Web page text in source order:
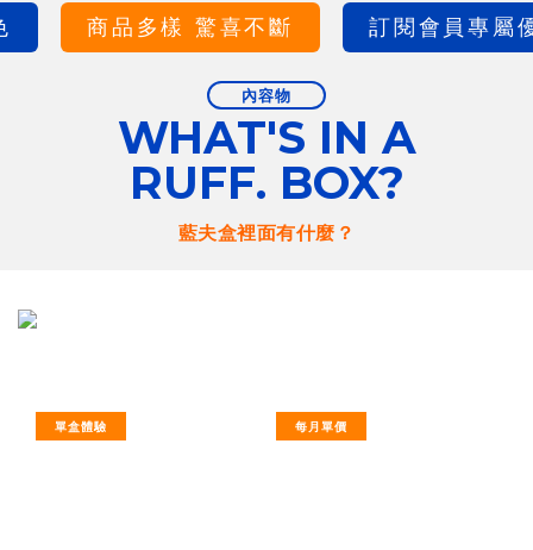
商品多樣 驚喜不斷 訂閱會員專屬優
內容物
WHAT'S IN A
RUFF. BOX?
藍夫盒裡面有什麼？
單盒體驗 每月單價